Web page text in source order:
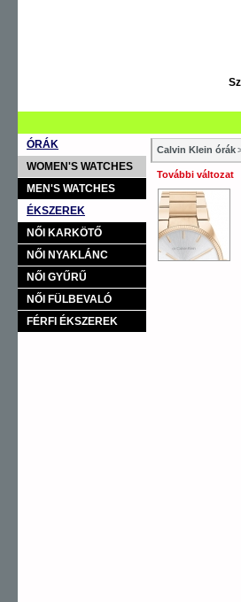
ÓRÁK
WOMEN'S WATCHES
MEN'S WATCHES
ÉKSZEREK
NŐI KARKÖTŐ
NŐI NYAKLÁNC
NŐI GYŰRŰ
NŐI FÜLBEVALÓ
FÉRFI ÉKSZEREK
Calvin Klein órák
További változat